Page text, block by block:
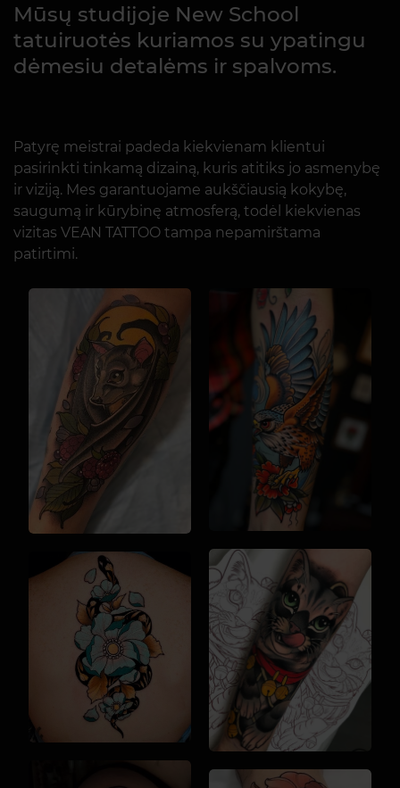
Mūsų studijoje New School
tatuiruotės kuriamos su ypatingu
dėmesiu detalėms ir spalvoms.
Patyrę meistrai padeda kiekvienam klientui
pasirinkti tinkamą dizainą, kuris atitiks jo asmenybę
ir viziją. Mes garantuojame aukščiausią kokybę,
saugumą ir kūrybinę atmosferą, todėl kiekvienas
vizitas VEAN TATTOO tampa nepamirštama
patirtimi.